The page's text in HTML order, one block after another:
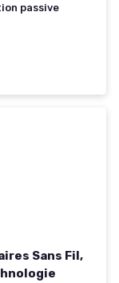
passive
Sans Fil,